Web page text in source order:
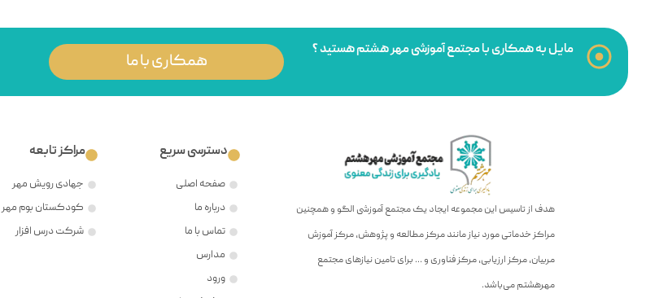
مایل به همکاری با مجتمع آموزشی مهر هشتم هستید ؟
همکاری با ما
هدف از تاسیس این مجموعه ایجاد یک مجتمع آموزشی الگو و همچنین
مراکز خدماتی مورد نیاز مانند مرکز مطالعه و پژوهش، مرکز آموزش
مربیان، مرکز ارزیابی، مرکز فناوری و … برای تامین نیازهای مجتمع
مهرهشتم می‌باشد.
دسترسی سریع
صفحه اصلی
درباره ما
تماس با ما
مدارس
ورود
مراکز تابعه
جهادی رویش مهر
کودکستان بوم مهر
شرکت درس افزار